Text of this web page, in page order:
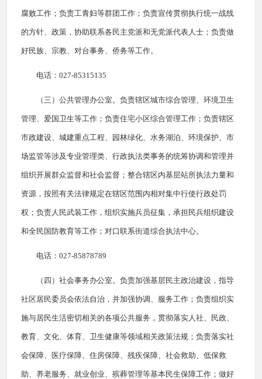
腐败工作；负责工青妇等群团工作；负责宣传贯彻执行统一战线
的方针、政策，协助联系各民主党派和无党派代表人士；负责做
好民族、宗教、对台事务、侨务等工作。
电话：027-85315135
（三）公共管理办公室。负责辖区城市综合管理、环境卫生
管理、爱国卫生等工作；负责住宅小区综合管理工作；负责辖区
市政建设、城建重点工程、园林绿化、水务湖泊、环境保护、市
场监管等涉及专业管理类、行政执法类事务的统筹协调和管理并
组织开展群众监督和社会监督；整合辖区内基层站所执法力量和
资源，按照有关法律规定在辖区范围内相对集中行使行政处罚
权；负责人民武装工作，组织实施兵员征集，承担民兵组织建设
和全民国防教育等工作；对口联系街道综合执法中心。
电话：027-85878789
（四）社会事务办公室。负责加强基层民主政治建设，指导
社区居民委员会依法自治，并加强协调、服务工作；负责组织实
施与居民生活密切相关的各项公共服务，贯彻落实人社、民政、
教育、文化、体育、卫生健康等领域相关政策法规；负责落实社
会保障、医疗保障、住房保障、残疾保障、社会救助、低保救
助、养老服务、就业创业、殡葬管理等基本民生保障工作；做好